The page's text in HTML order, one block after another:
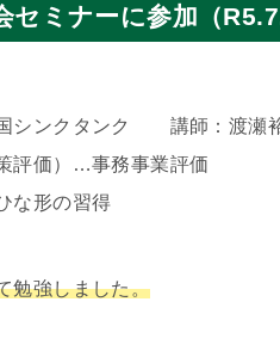
セミナーに参加（
シンクタンク 講師：渡瀬
評価）…事務事業評価
な形の習得
勉強しました。